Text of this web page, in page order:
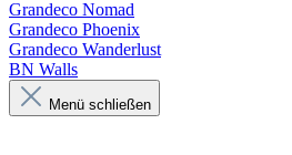
Grandeco Nomad
Grandeco Phoenix
Grandeco Wanderlust
BN Walls
Menü schließen